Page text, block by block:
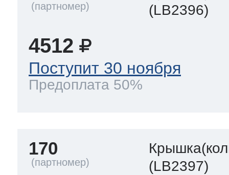
(LB2396)
4512
Поступит 30 ноября
Предоплата 50%
170
(LB2397)